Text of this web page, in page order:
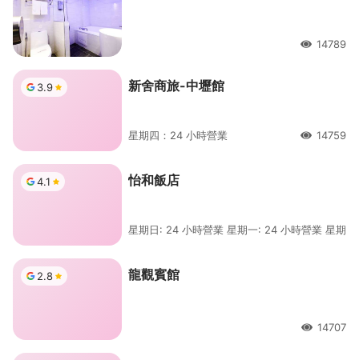
人氣14789
3.9 新舍商旅-中壢館
星期四：24 小時營業 人氣14759
4.1 怡和飯店
星期日: 24 小時營業 星期一: 24 小時營業 星期
2.8 龍觀賓館
人氣14707